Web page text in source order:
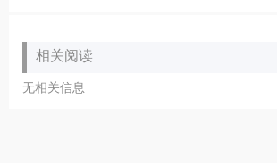
相关阅读
无相关信息